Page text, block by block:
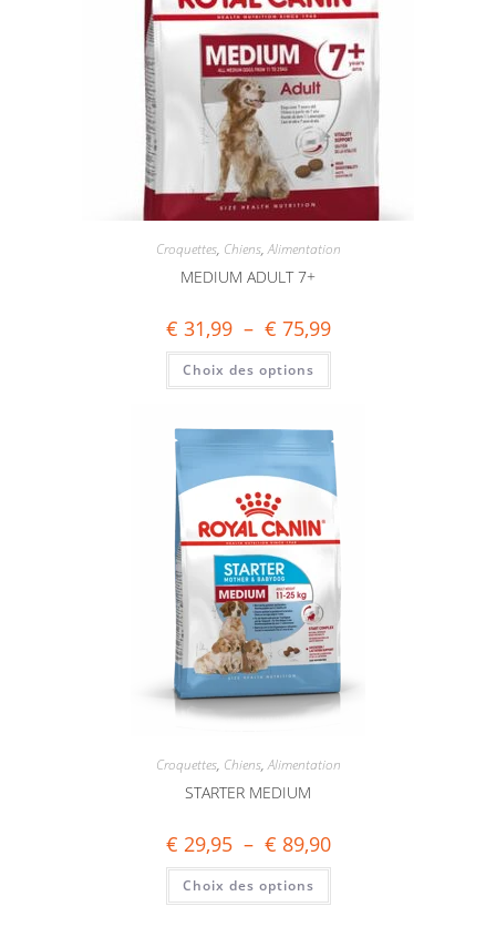
Croquettes, Chiens,Alimentation
MEDIUM ADULT 7+
€ 31,99 – € 75,99
Choix des options
Croquettes, Chiens,Alimentation
STARTER MEDIUM
€ 29,95 – € 89,90
Choix des options